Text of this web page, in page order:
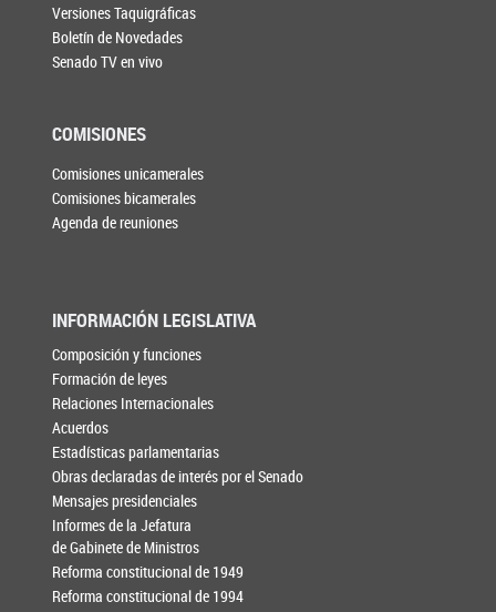
Versiones Taquigráficas
Boletín de Novedades
Senado TV en vivo
COMISIONES
Comisiones unicamerales
Comisiones bicamerales
Agenda de reuniones
INFORMACIÓN LEGISLATIVA
Composición y funciones
Formación de leyes
Relaciones Internacionales
Acuerdos
Estadísticas parlamentarias
Obras declaradas de interés por el Senado
Mensajes presidenciales
Informes de la Jefatura
de Gabinete de Ministros
Reforma constitucional de 1949
Reforma constitucional de 1994